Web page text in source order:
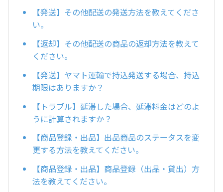
【発送】その他配送の発送方法を教えてくださ
い。
【返却】その他配送の商品の返却方法を教えて
ください。
【発送】ヤマト運輸で持込発送する場合、持込
期限はありますか？
【トラブル】延滞した場合、延滞料金はどのよ
うに計算されますか？
【商品登録・出品】出品商品のステータスを変
更する方法を教えてください。
【商品登録・出品】商品登録（出品・貸出）方
法を教えてください。